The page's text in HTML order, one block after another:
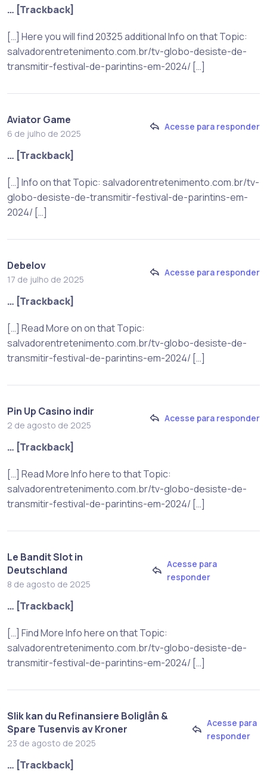
… [Trackback]
[…] Here you will find 20325 additional Info on that Topic:
salvadorentretenimento.com.br/tv-globo-desiste-de-
transmitir-festival-de-parintins-em-2024/ […]
Aviator Game
6 de julho de 2025
Acesse para responder
… [Trackback]
[…] Info on that Topic: salvadorentretenimento.com.br/tv-
globo-desiste-de-transmitir-festival-de-parintins-em-
2024/ […]
Debelov
17 de julho de 2025
Acesse para responder
… [Trackback]
[…] Read More on on that Topic:
salvadorentretenimento.com.br/tv-globo-desiste-de-
transmitir-festival-de-parintins-em-2024/ […]
Pin Up Casino indir
2 de agosto de 2025
Acesse para responder
… [Trackback]
[…] Read More Info here to that Topic:
salvadorentretenimento.com.br/tv-globo-desiste-de-
transmitir-festival-de-parintins-em-2024/ […]
Le Bandit Slot in
Deutschland
8 de agosto de 2025
Acesse para
responder
… [Trackback]
[…] Find More Info here on that Topic:
salvadorentretenimento.com.br/tv-globo-desiste-de-
transmitir-festival-de-parintins-em-2024/ […]
Slik kan du Refinansiere Boliglån &
Spare Tusenvis av Kroner
23 de agosto de 2025
Acesse para
responder
… [Trackback]